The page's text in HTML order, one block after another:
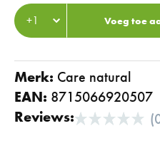
Voeg toe
Merk:
care natural
EAN: 8715066920507
Reviews: